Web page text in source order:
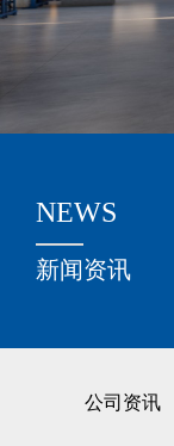
公司资讯
关于我们
新闻资讯
NEWS